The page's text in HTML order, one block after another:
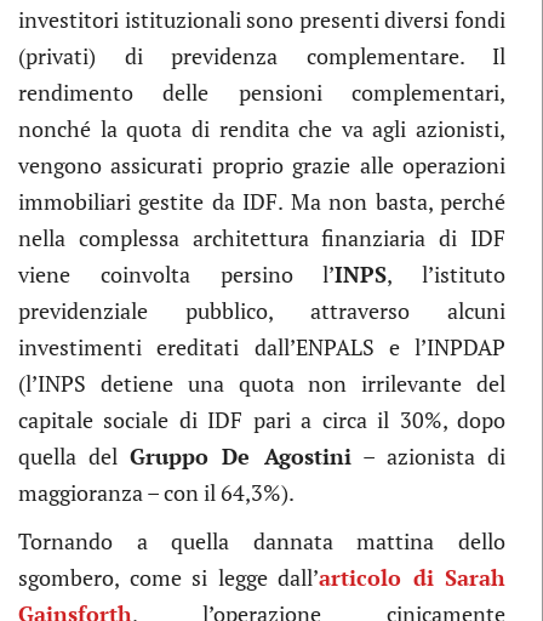
investitori istituzionali sono presenti diversi fondi
(privati) di previdenza complementare. Il
rendimento delle pensioni complementari,
nonché la quota di rendita che va agli azionisti,
vengono assicurati proprio grazie alle operazioni
immobiliari gestite da IDF. Ma non basta, perché
nella complessa architettura finanziaria di IDF
viene coinvolta persino l’INPS, l’istituto
previdenziale pubblico, attraverso alcuni
investimenti ereditati dall’ENPALS e l’INPDAP
(l’INPS detiene una quota non irrilevante del
capitale sociale di IDF pari a circa il 30%, dopo
quella delGruppo De Agostini– azionista di
maggioranza – con il 64,3%).
Tornando a quella dannata mattina dello
sgombero, come si legge dall’articolo di Sarah
Gainsforth, l’operazione cinicamente